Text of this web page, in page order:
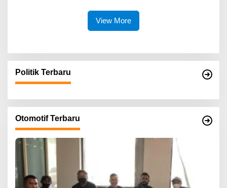
View More
Politik Terbaru
Otomotif Terbaru